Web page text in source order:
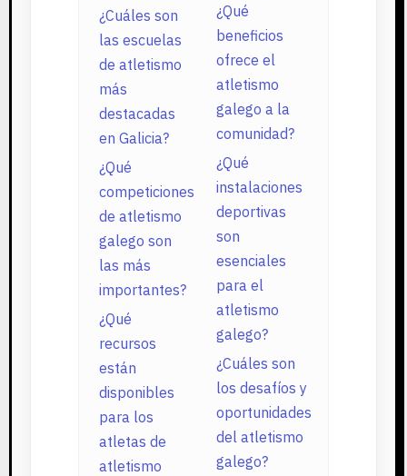
¿Cuáles son
las escuelas
de atletismo
más
destacadas
en Galicia?
¿Qué
competiciones
de atletismo
galego son
las más
importantes?
¿Qué
recursos
están
disponibles
para los
atletas de
atletismo
¿Qué
beneficios
ofrece el
atletismo
galego a la
comunidad?
¿Qué
instalaciones
deportivas
son
esenciales
para el
atletismo
galego?
¿Cuáles son
los desafíos y
oportunidades
del atletismo
galego?